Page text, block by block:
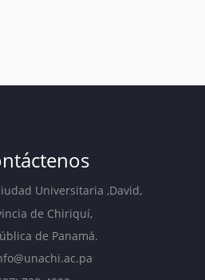
Universitaria ,David,
de Chiriquí,
de Panamá.